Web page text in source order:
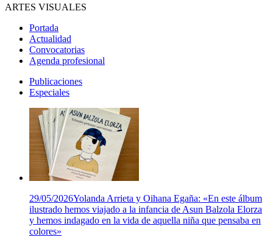
ARTES VISUALES
Portada
Actualidad
Convocatorias
Agenda profesional
Publicaciones
Especiales
29/05/2026Yolanda Arrieta y Oihana Egaña: «En este álbum
ilustrado hemos viajado a la infancia de Asun Balzola Elorza
y hemos indagado en la vida de aquella niña que pensaba en
colores»